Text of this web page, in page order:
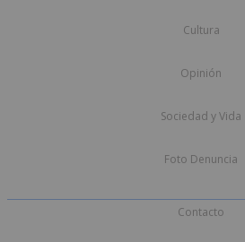
Cultura
Opinión
Sociedad y Vida
Foto Denuncia
Contacto